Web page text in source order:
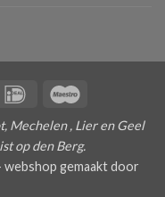
IDeal
Mechelen , Lier en Geel
op den Berg.
webshop gemaakt door